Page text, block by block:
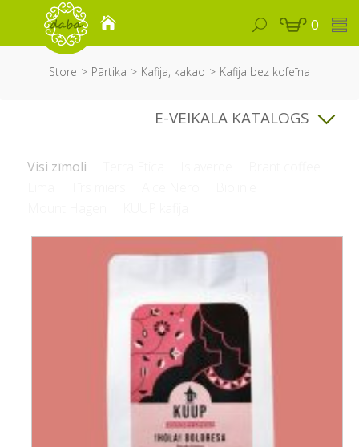
0
Store Pārtika Kafija, kakao Kafija bez kofeīna
E-VEIKALA KATALOGS
Visi zīmoli